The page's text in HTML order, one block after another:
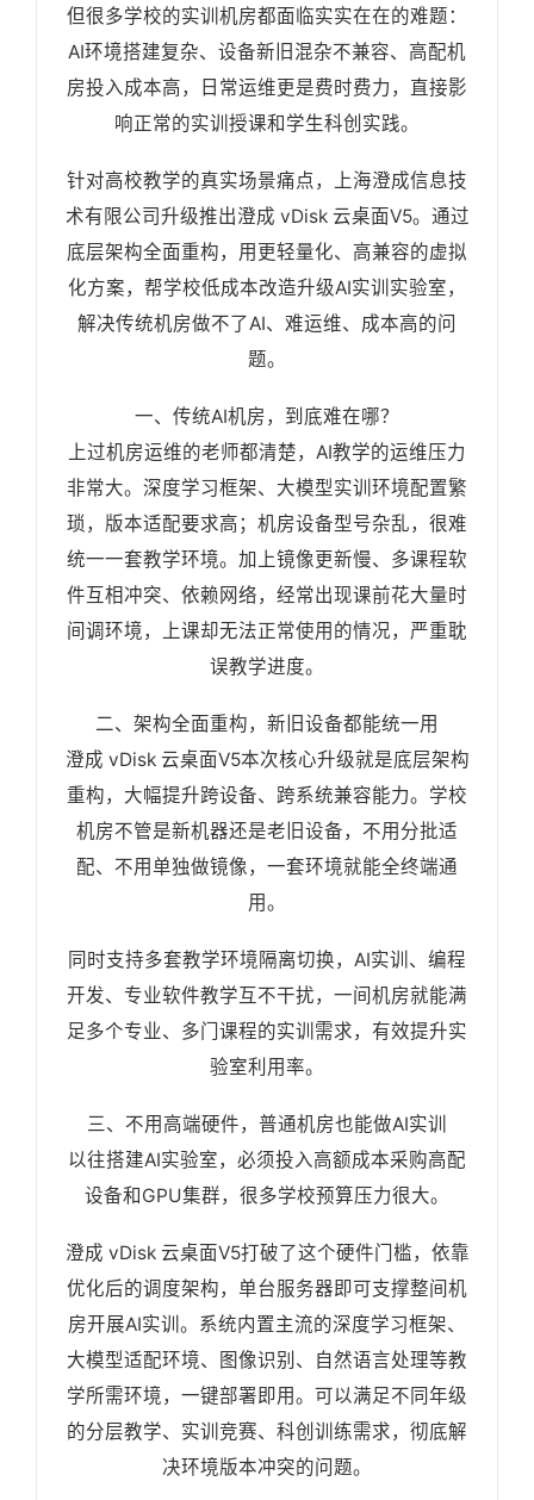
但很多学校的实训机房都面临实实在在的难题：
AI环境搭建复杂、设备新旧混杂不兼容、高配机
房投入成本高，日常运维更是费时费力，直接影
响正常的实训授课和学生科创实践。
针对高校教学的真实场景痛点，上海澄成信息技
术有限公司升级推出澄成 vDisk 云桌面V5。通过
底层架构全面重构，用更轻量化、高兼容的虚拟
化方案，帮学校低成本改造升级AI实训实验室，
解决传统机房做不了AI、难运维、成本高的问
题。
一、传统AI机房，到底难在哪？
上过机房运维的老师都清楚，AI教学的运维压力
非常大。深度学习框架、大模型实训环境配置繁
琐，版本适配要求高；机房设备型号杂乱，很难
统一一套教学环境。加上镜像更新慢、多课程软
件互相冲突、依赖网络，经常出现课前花大量时
间调环境，上课却无法正常使用的情况，严重耽
误教学进度。
二、架构全面重构，新旧设备都能统一用
澄成 vDisk 云桌面V5本次核心升级就是底层架构
重构，大幅提升跨设备、跨系统兼容能力。学校
机房不管是新机器还是老旧设备，不用分批适
配、不用单独做镜像，一套环境就能全终端通
用。
同时支持多套教学环境隔离切换，AI实训、编程
开发、专业软件教学互不干扰，一间机房就能满
足多个专业、多门课程的实训需求，有效提升实
验室利用率。
三、不用高端硬件，普通机房也能做AI实训
以往搭建AI实验室，必须投入高额成本采购高配
设备和GPU集群，很多学校预算压力很大。
澄成 vDisk 云桌面V5打破了这个硬件门槛，依靠
优化后的调度架构，单台服务器即可支撑整间机
房开展AI实训。系统内置主流的深度学习框架、
大模型适配环境、图像识别、自然语言处理等教
学所需环境，一键部署即用。可以满足不同年级
的分层教学、实训竞赛、科创训练需求，彻底解
决环境版本冲突的问题。